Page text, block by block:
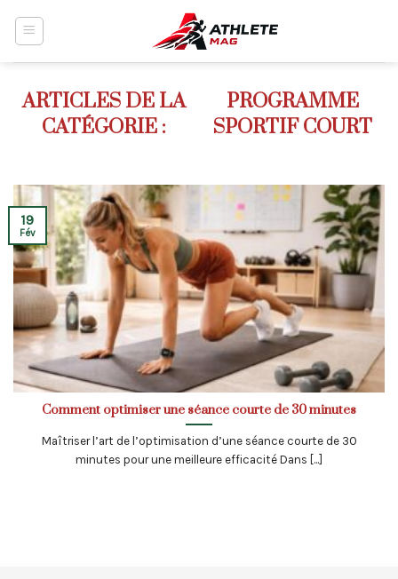
PROGRAMME
SPORTIF COURT
Comment optimiser une séance courte de 30 minutes
Maîtriser l’art de l’optimisation d’une séance courte de 30
minutes pour une meilleure efficacité Dans [...]
19
Fév